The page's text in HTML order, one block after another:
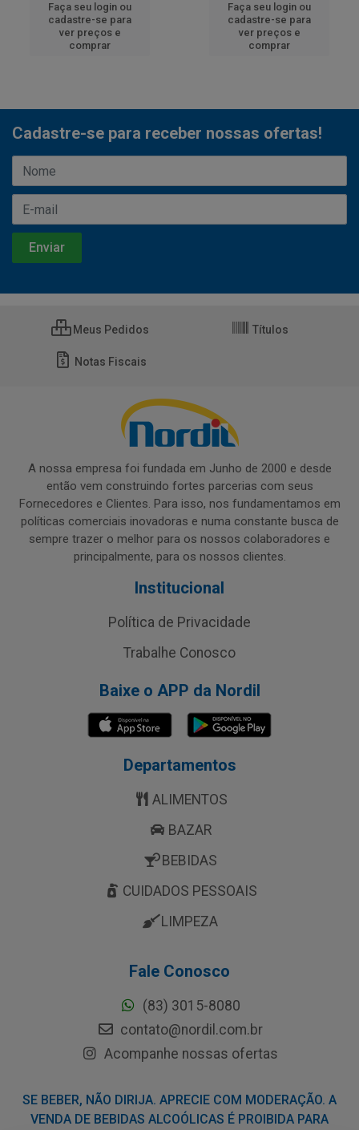
Faça seu login ou
cadastre-se para
ver preços e
comprar
Faça seu login ou
cadastre-se para
ver preços e
comprar
Cadastre-se para receber nossas ofertas!
Meus Pedidos Títulos
Notas Fiscais
A nossa empresa foi fundada em Junho de 2000 e desde
então vem construindo fortes parcerias com seus
Fornecedores e Clientes. Para isso, nos fundamentamos em
políticas comerciais inovadoras e numa constante busca de
sempre trazer o melhor para os nossos colaboradores e
principalmente, para os nossos clientes.
Institucional
Política de Privacidade
Trabalhe Conosco
Baixe o APP da Nordil
Departamentos
ALIMENTOS
BAZAR
BEBIDAS
CUIDADOS PESSOAIS
LIMPEZA
Fale Conosco
(83) 3015-8080
contato@nordil.com.br
Acompanhe nossas ofertas
SE BEBER, NÃO DIRIJA. APRECIE COM MODERAÇÃO. A
VENDA DE BEBIDAS ALCOÓLICAS É PROIBIDA PARA